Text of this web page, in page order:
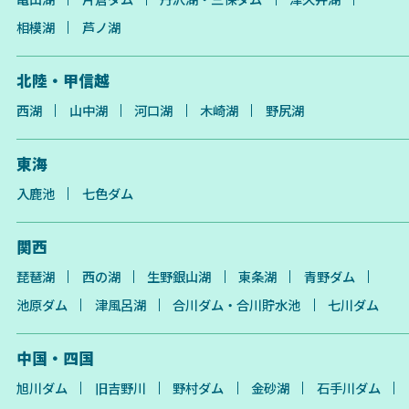
相模湖
芦ノ湖
北陸・甲信越
西湖 山中湖 河口湖 木崎湖 野尻湖
東海
入鹿池 七色ダム
関西
琵琶湖 西の湖 生野銀山湖 東条湖
青野ダム
池原ダム
津風呂湖 合川ダム・合川貯水池 七川ダム
中国・四国
旭川ダム 旧吉野川 野村ダム 金砂湖
石手川ダム